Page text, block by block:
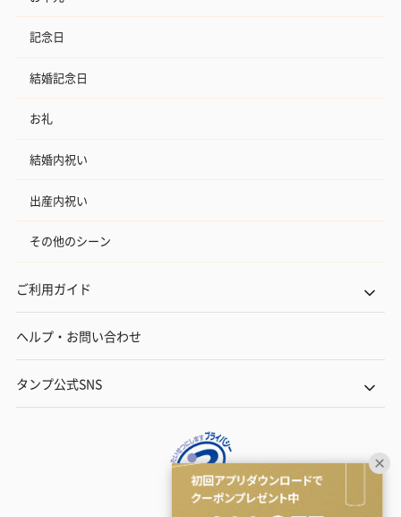
記念日
結婚記念日
お礼
結婚内祝い
出産内祝い
その他のシーン
ご利用ガイド
ヘルプ・お問い合わせ
タンプ公式SNS